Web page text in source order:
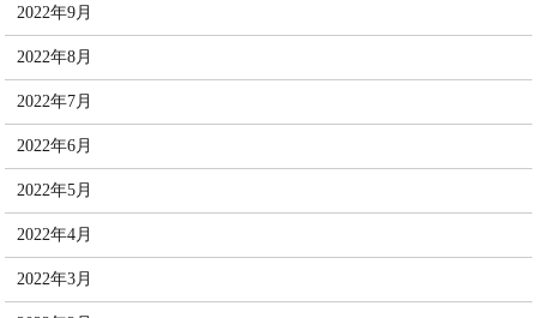
2022年9月
2022年8月
2022年7月
2022年6月
2022年5月
2022年4月
2022年3月